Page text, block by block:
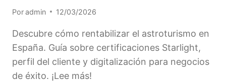
Poradmin 12/03/2026
Descubre cómo rentabilizar el astroturismo en
España. Guía sobre certificaciones Starlight,
perfil del cliente y digitalización para negocios
de éxito. ¡Lee más!